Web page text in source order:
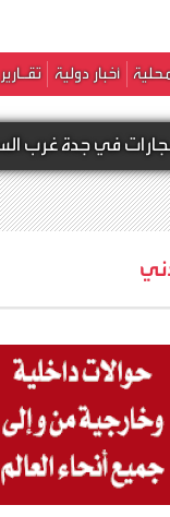
أخبار دولية تقـارير
السعودية